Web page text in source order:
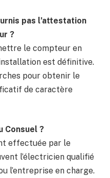
pas l’attestation
?
le compteur en
est définitive.
pour obtenir le
de caractère
Consuel ?
effectuée par le
l’électricien qualifié
l’entreprise en charge.